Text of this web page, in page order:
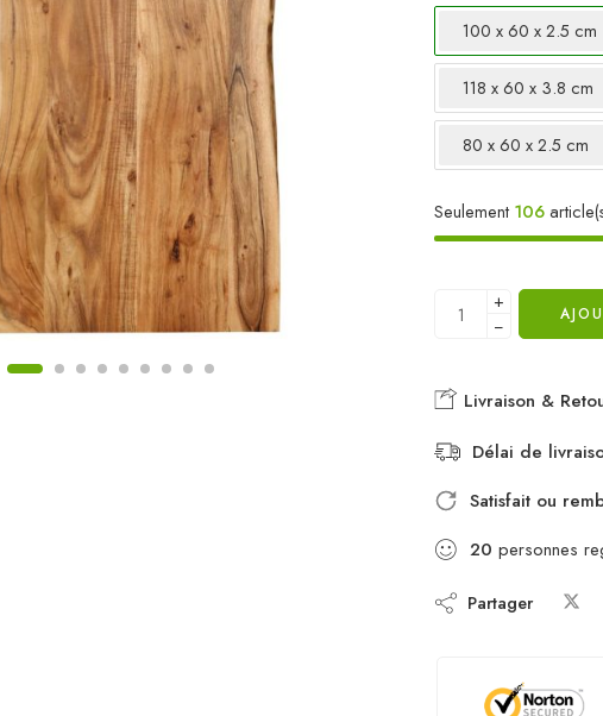
100 x 60 x 2.5 cm
118 x 60 x 3.8 cm
80 x 60 x 2.5 cm
Seulement 106
+
−
Livraison &
Délai de
Satisfait ou
20 personnes
Partager